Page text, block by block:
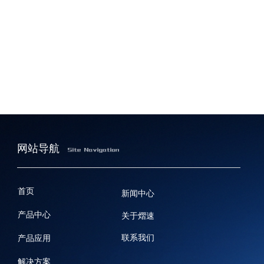
首页
产品中心
产品应用
解决方案
新闻中心
关于熠速
联系我们
网站导航